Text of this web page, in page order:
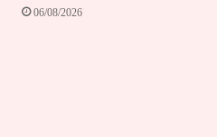
06/08/2026